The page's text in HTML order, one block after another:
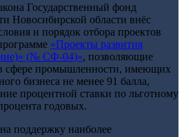
Государственный фонд
Новосибирской области внёс
и порядок отбора проектов
«Проекты развития
(№ СФ-04)», позволяющие
в сфере промышленности, имеющих
бизнеса не менее 91 балла,
процентной ставки по льготному
годовых.
поддержку наиболее